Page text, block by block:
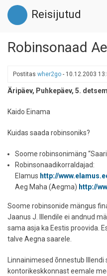
Liigu
edasi
põhisisu
Reisijutud
Robinsonaad
Postitas wher2go - 10.12.2003
Äripäev, Puhkepäev, 5.
Kaido Einama
Kuidas saada robinsoniks?
Soome robinsonimäng
Robinsonaadikorraldajad:
Elamus http://
Aeg Maha (Aegma) http://
Soome robinsonide mängus
Jaanus J. Illendile ei andnud
sama asja ka Eestis proovida.
talve Aegna saarele.
Linnainimesed õnnestub
kontorikeskkonnast eemale